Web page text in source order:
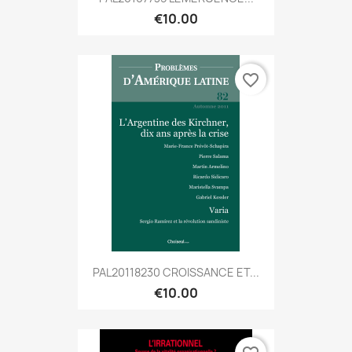
€10.00
PAL20118230 CROISSANCE ET...
€10.00
favorite_border